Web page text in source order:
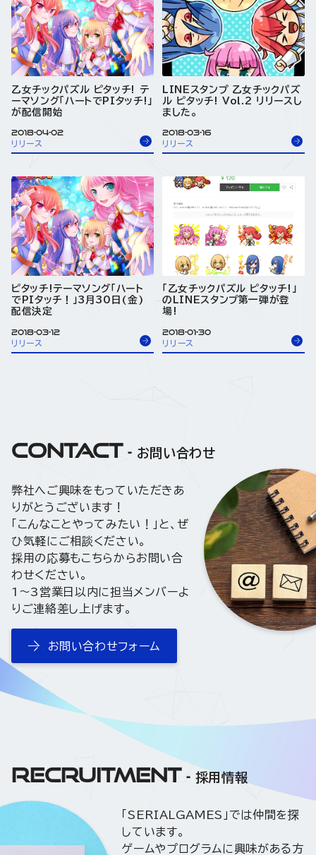
乙女チックパズル ピタッチ! テ
ーマソング「ハートでPIタッチ!」
が配信開始
2018-04-02
リリース
LINEスタンプ 乙女チックパズ
ル ピタッチ! Vol.2 リリースし
ました。
2018-03-16
リリース
ピタッチ!テーマソング「ハート
でPIタッチ！」3月30日(金)
配信決定
2018-03-12
リリース
「乙女チックパズル ピタッチ!」
のLINEスタンプ第一弾が登
場!
2018-01-30
リリース
CONTACT お問い合わせ
弊社へご興味をもっていただきあ
りがとうございます！
「こんなことやってみたい！」と、ぜ
ひ気軽にご相談ください。
採用の応募もこちらからお問い合
わせください。
1〜3営業日以内に担当メンバーよ
りご連絡差し上げます。
お問い合わせフォーム
RECRUITMENT 採用情報
「SERIALGAMES」では仲間を探
しています。
ゲームやプログラムに興味がある方